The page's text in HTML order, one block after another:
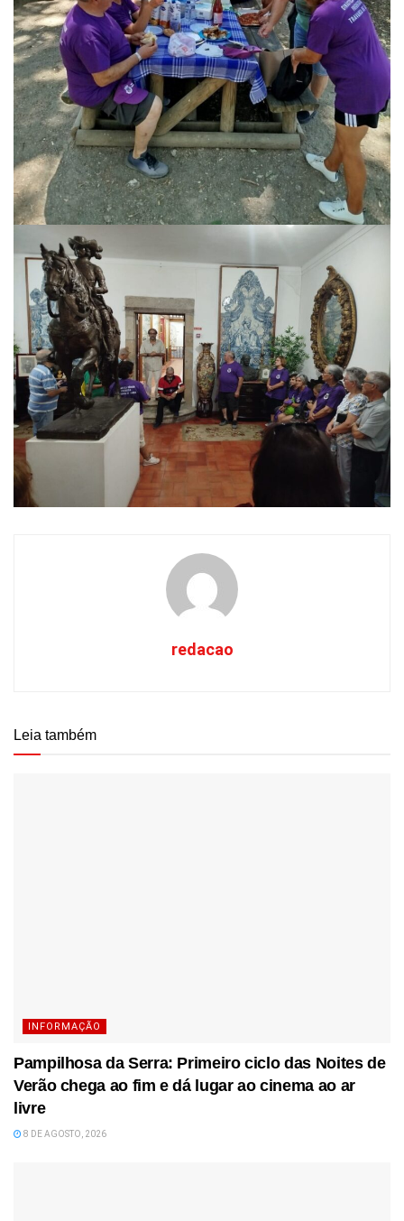
redacao
Leia também
INFORMAÇÃO
Pampilhosa da Serra: Primeiro ciclo das Noites de
Verão chega ao fim e dá lugar ao cinema ao ar
livre
8 DE AGOSTO, 2026